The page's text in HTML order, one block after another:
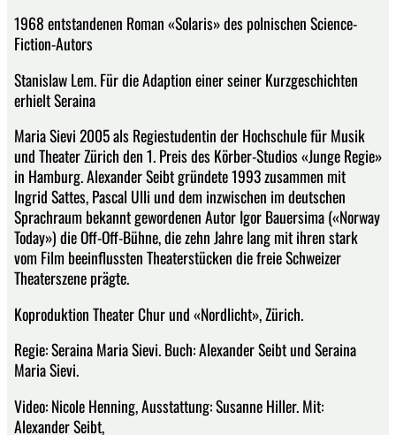
1968 entstandenen Roman «Solaris» des polnischen Science-
Fiction-Autors
Stanislaw Lem. Für die Adaption einer seiner Kurzgeschichten
erhielt Seraina
Maria Sievi 2005 als Regiestudentin der Hochschule für Musik
und Theater Zürich den 1. Preis des Körber-Studios «Junge Regie»
in Hamburg. Alexander Seibt gründete 1993 zusammen mit
Ingrid Sattes, Pascal Ulli und dem inzwischen im deutschen
Sprachraum bekannt gewordenen Autor Igor Bauersima («Norway
Today») die Off-Off-Bühne, die zehn Jahre lang mit ihren stark
vom Film beeinflussten Theaterstücken die freie Schweizer
Theaterszene prägte.
Koproduktion Theater Chur und «Nordlicht», Zürich.
Regie: Seraina Maria Sievi. Buch: Alexander Seibt und Seraina
Maria Sievi.
Video: Nicole Henning, Ausstattung: Susanne Hiller. Mit:
Alexander Seibt,